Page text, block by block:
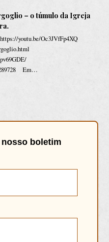
– o túmulo da Igreja
youtu.be/Oc3JVfFp4XQ
Em…
nosso boletim